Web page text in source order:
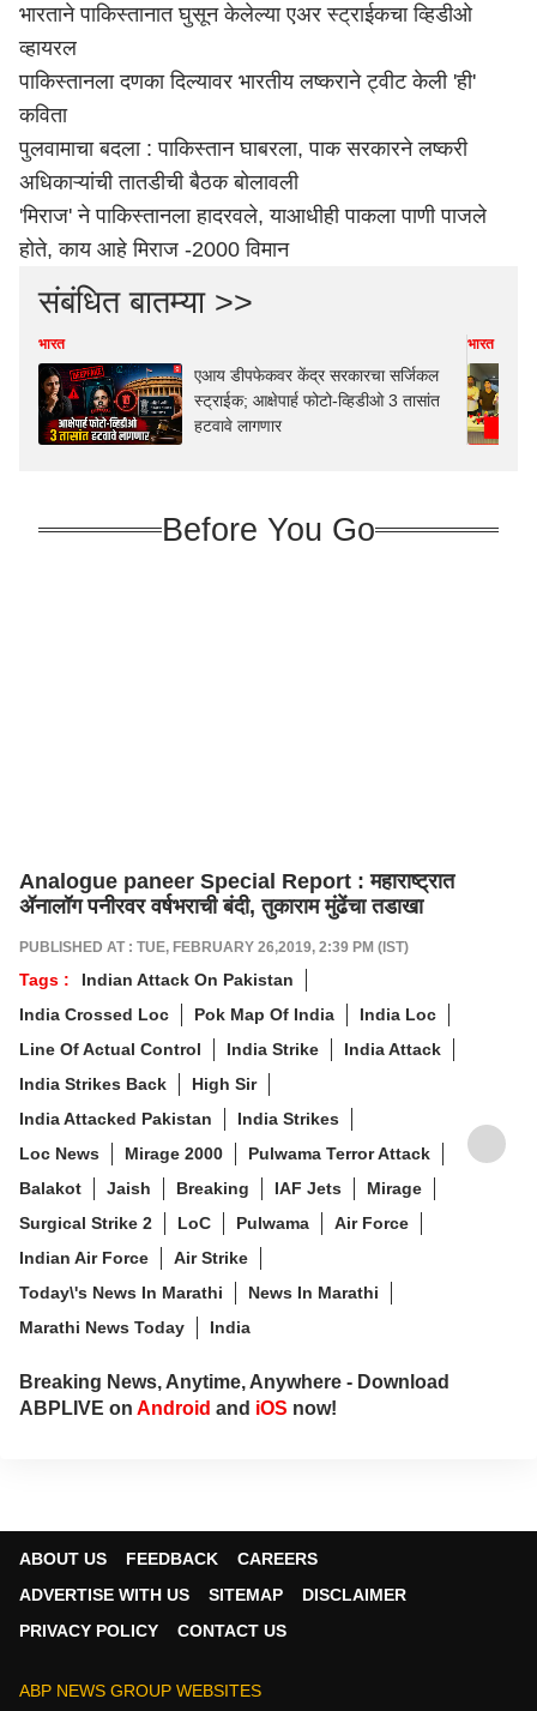
भारताने पाकिस्तानात घुसून केलेल्या एअर स्ट्राईकचा व्हिडीओ
व्हायरल
पाकिस्तानला दणका दिल्यावर भारतीय लष्कराने ट्वीट केली 'ही'
कविता
पुलवामाचा बदला : पाकिस्तान घाबरला, पाक सरकारने लष्करी
अधिकाऱ्यांची तातडीची बैठक बोलावली
'मिराज' ने पाकिस्तानला हादरवले, याआधीही पाकला पाणी पाजले
होते, काय आहे मिराज -2000 विमान
संबंधित बातम्या >>
भारत
एआय डीपफेकवर केंद्र सरकारचा सर्जिकल
स्ट्राईक; आक्षेपार्ह फोटो-व्हिडीओ 3 तासांत
हटवावे लागणार
भारत
Before You Go
Analogue paneer Special Report : महाराष्ट्रात
ॲनालॉग पनीरवर वर्षभराची बंदी, तुकाराम मुंढेंचा तडाखा
PUBLISHED AT : TUE, FEBRUARY 26,2019, 2:39 PM (IST)
Tags :
Indian Attack On Pakistan
India Crossed Loc
Pok Map Of India
India Loc
Line Of Actual Control
India Strike
India Attack
India Strikes Back
High Sir
India Attacked Pakistan
India Strikes
Loc News
Mirage 2000
Pulwama Terror Attack
Balakot
Jaish Breaking IAF Jets
Mirage
Surgical Strike 2
LoC Pulwama
Air Force
Indian Air Force
Air Strike
Today\'s News In Marathi
News In Marathi
Marathi News Today
India
Breaking News, Anytime, Anywhere - Download
ABPLIVE on Android and iOS now!
ABOUT US FEEDBACK
CAREERS
ADVERTISE WITH US
SITEMAP
DISCLAIMER
PRIVACY POLICY
CONTACT US
ABP NEWS GROUP WEBSITES